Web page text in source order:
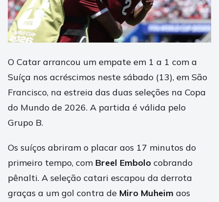
O Catar arrancou um empate em 1 a 1 com a
Suíça nos acréscimos neste sábado (13), em São
Francisco, na estreia das duas seleções na Copa
do Mundo de 2026. A partida é válida pelo
Grupo B.
Os suíços abriram o placar aos 17 minutos do
primeiro tempo, com Breel Embolo cobrando
pênalti. A seleção catari escapou da derrota
graças a um gol contra de Miro Muheim aos